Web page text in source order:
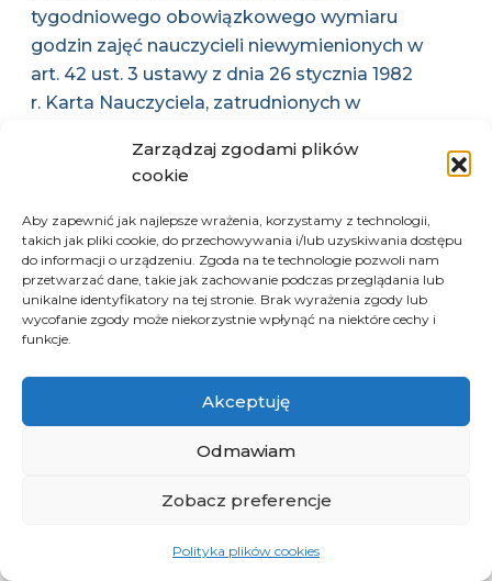
Zarządzaj zgodami plików
cookie
Aby zapewnić jak najlepsze wrażenia, korzystamy z technologii,
takich jak pliki cookie, do przechowywania i/lub uzyskiwania dostępu
do informacji o urządzeniu. Zgoda na te technologie pozwoli nam
przetwarzać dane, takie jak zachowanie podczas przeglądania lub
unikalne identyfikatory na tej stronie. Brak wyrażenia zgody lub
wycofanie zgody może niekorzystnie wpłynąć na niektóre cechy i
funkcje.
Akceptuję
Odmawiam
Zobacz preferencje
Polityka plików cookies
tygodniowego obowiązkowego wymiaru
godzin zajęć nauczycieli niewymienionych w
art. 42 ust. 3 ustawy z dnia 26 stycznia 1982
r. Karta Nauczyciela, zatrudnionych w
szkół zaocznych, pedagogów i doradców
zawodowych oraz zasad udzielania i
rozmiaru zniżek tygodniowego
obowiązkowego wymiaru godzin zajęć
nauczyciela będącego dyrektorem,
wicedyrektorem szkoły lub pełniącego inne
stanowisko kierownicze w szkole
Rodzaj aktu prawnego: